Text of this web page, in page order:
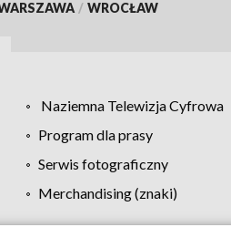
/ WROCŁAW
Naziemna Telewizja Cyfrowa
Program dla prasy
Serwis fotograficzny
Merchandising (znaki)